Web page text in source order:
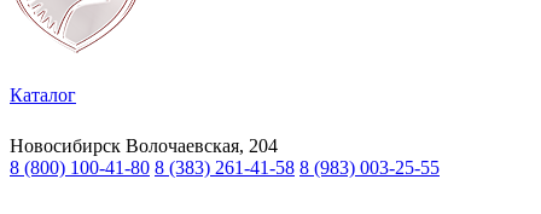
Каталог
Новосибирск Волочаевская, 204
8 (800) 100-41-80 8 (383) 261-41-58 8 (983) 003-25-55